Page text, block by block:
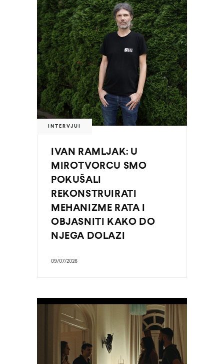
INTERVJUI
IVAN RAMLJAK: U
MIROTVORCU SMO
POKUŠALI
REKONSTRUIRATI
MEHANIZME RATA I
OBJASNITI KAKO DO
NJEGA DOLAZI
09/07/2026